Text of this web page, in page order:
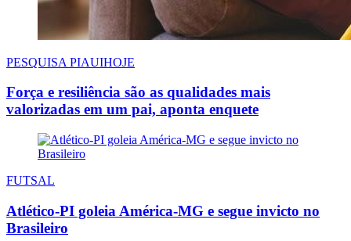
PESQUISA PIAUIHOJE
Força e resiliência são as qualidades mais
valorizadas em um pai, aponta enquete
FUTSAL
Atlético-PI goleia América-MG e segue invicto no
Brasileiro